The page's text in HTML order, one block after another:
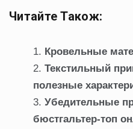
Читайте Також:
Кровельные
Текстильный
полезные
Убедительные
бюстгальтер-топ